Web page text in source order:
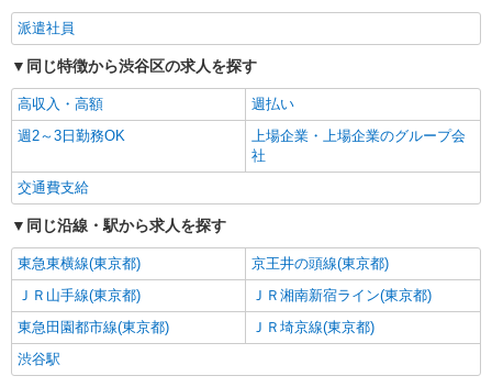
派遣社員
同じ特徴から渋谷区の求人を探す
高収入・高額
週払い
週2～3日勤務OK
上場企業・上場企業のグループ会
社
交通費支給
同じ沿線・駅から求人を探す
東急東横線(東京都)
京王井の頭線(東京都)
ＪＲ山手線(東京都)
ＪＲ湘南新宿ライン(東京都)
東急田園都市線(東京都)
ＪＲ埼京線(東京都)
渋谷駅